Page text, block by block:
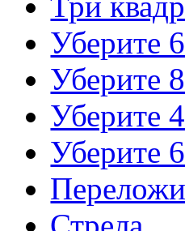
Уберите
Уберите
Уберите
Уберите